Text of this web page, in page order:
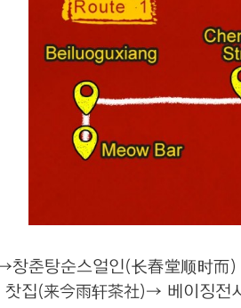
창춘탕순스얼인(长春堂顺时
집(来今雨轩茶社)→ 베이징전